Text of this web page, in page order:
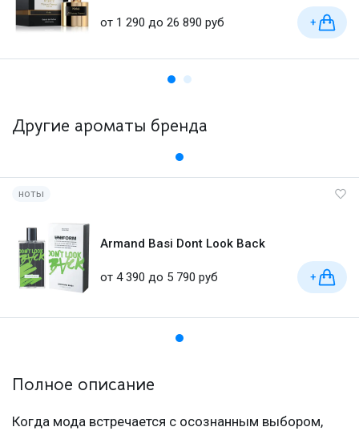
от 1 290 до 26 890 руб +
Другие ароматы бренда
ноты
Armand Basi Dont Look Back
от 4 390 до 5 790 руб +
Полное описание
Когда мода встречается с осознанным выбором,